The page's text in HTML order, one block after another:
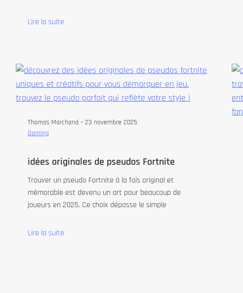
Lire la suite
Thomas Marchand – 23 novembre 2025
Gaming
idées originales de pseudos Fortnite
Trouver un pseudo Fortnite à la fois original et
mémorable est devenu un art pour beaucoup de
joueurs en 2025. Ce choix dépasse le simple
Lire la suite